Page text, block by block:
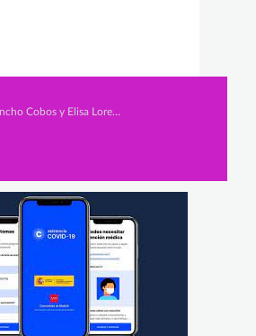
Secundaria, Carlota Cancho Cobos y Elisa Lorenzo Ortega